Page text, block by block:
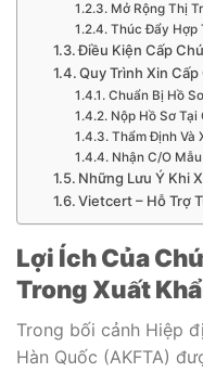
Mở Rộng Thị
Thúc Đẩy Hợp
Điều Kiện Cấp
Quy Trình Xin Cấp
Chuẩn Bị Hồ Sơ
Nộp Hồ Sơ Tại
Thẩm Định Và
Nhận C/O
Những Lưu Ý Khi
Vietcert – Hỗ Trợ
Lợi Ích Của
Trong Xuất
Trong bối cảnh Hiệp
Hàn Quốc (AKFTA)